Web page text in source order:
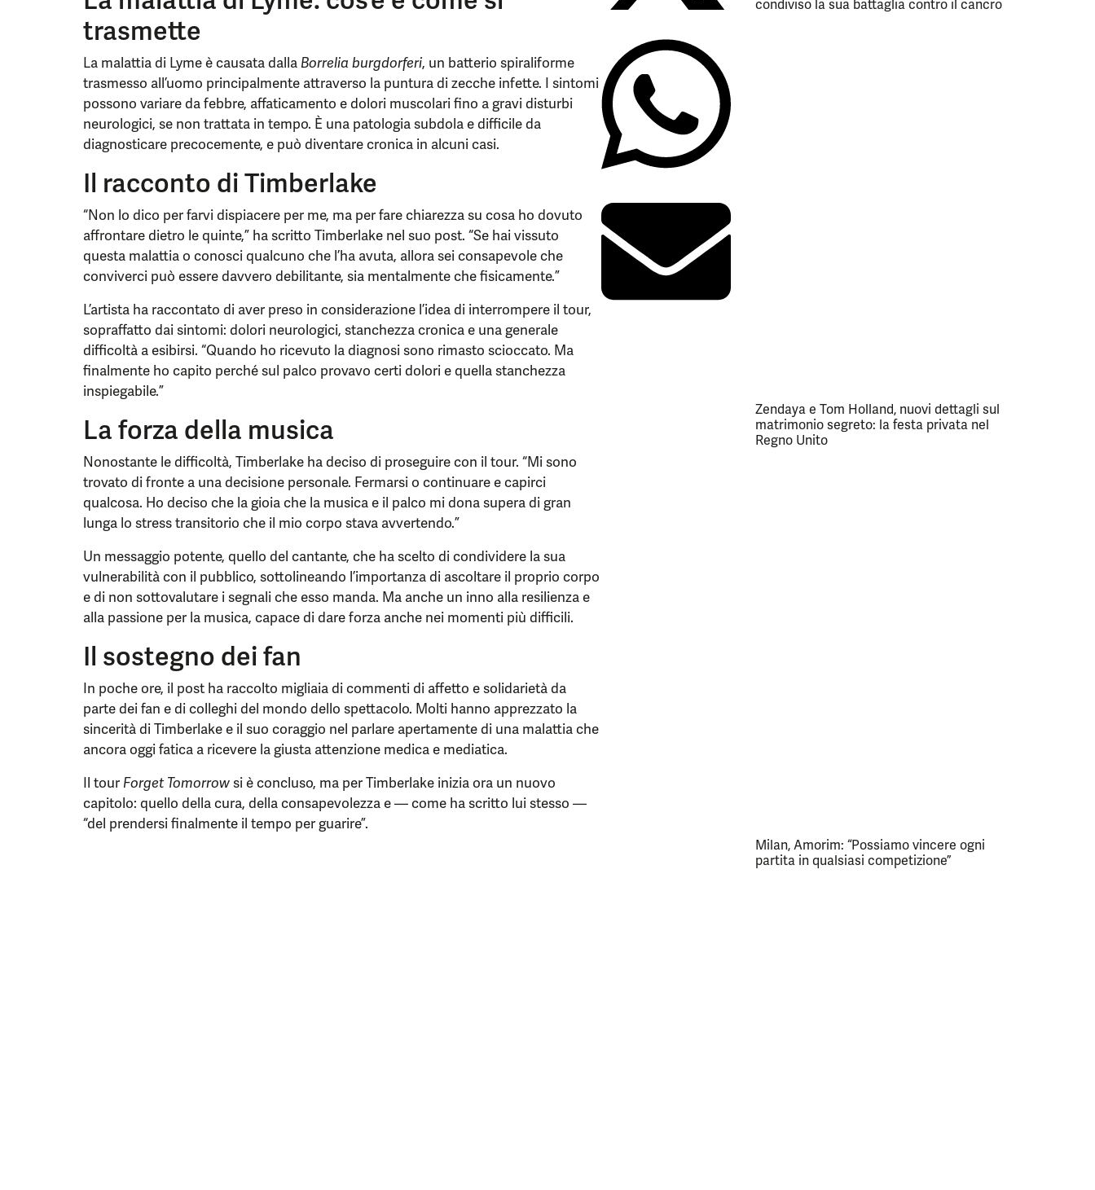
trasmette
La malattia di Lyme è causata dalla Borrelia burgdorferi, un batterio spiraliforme
trasmesso all’uomo principalmente attraverso la puntura di zecche infette. I sintomi
possono variare da febbre, affaticamento e dolori muscolari fino a gravi disturbi
neurologici, se non trattata in tempo. È una patologia subdola e difficile da
diagnosticare precocemente, e può diventare cronica in alcuni casi.
Il racconto di Timberlake
“Non lo dico per farvi dispiacere per me, ma per fare chiarezza su cosa ho dovuto
affrontare dietro le quinte,” ha scritto Timberlake nel suo post. “Se hai vissuto
questa malattia o conosci qualcuno che l’ha avuta, allora sei consapevole che
conviverci può essere davvero debilitante, sia mentalmente che fisicamente.”
L’artista ha raccontato di aver preso in considerazione l’idea di interrompere il tour,
sopraffatto dai sintomi: dolori neurologici, stanchezza cronica e una generale
difficoltà a esibirsi. “Quando ho ricevuto la diagnosi sono rimasto scioccato. Ma
finalmente ho capito perché sul palco provavo certi dolori e quella stanchezza
inspiegabile.”
La forza della musica
Nonostante le difficoltà, Timberlake ha deciso di proseguire con il tour. “Mi sono
trovato di fronte a una decisione personale. Fermarsi o continuare e capirci
qualcosa. Ho deciso che la gioia che la musica e il palco mi dona supera di gran
lunga lo stress transitorio che il mio corpo stava avvertendo.”
Un messaggio potente, quello del cantante, che ha scelto di condividere la sua
vulnerabilità con il pubblico, sottolineando l’importanza di ascoltare il proprio corpo
e di non sottovalutare i segnali che esso manda. Ma anche un inno alla resilienza e
alla passione per la musica, capace di dare forza anche nei momenti più difficili.
Il sostegno dei fan
In poche ore, il post ha raccolto migliaia di commenti di affetto e solidarietà da
parte dei fan e di colleghi del mondo dello spettacolo. Molti hanno apprezzato la
sincerità di Timberlake e il suo coraggio nel parlare apertamente di una malattia che
ancora oggi fatica a ricevere la giusta attenzione medica e mediatica.
Il tour Forget Tomorrowsi è concluso, ma per Timberlake inizia ora un nuovo
capitolo: quello della cura, della consapevolezza e — come ha scritto lui stesso —
“del prendersi finalmente il tempo per guarire”.
condiviso la sua battaglia contro il cancro
Zendaya e Tom Holland, nuovi dettagli sul
matrimonio segreto: la festa privata nel
Regno Unito
Milan, Amorim: “Possiamo vincere ogni
partita in qualsiasi competizione”